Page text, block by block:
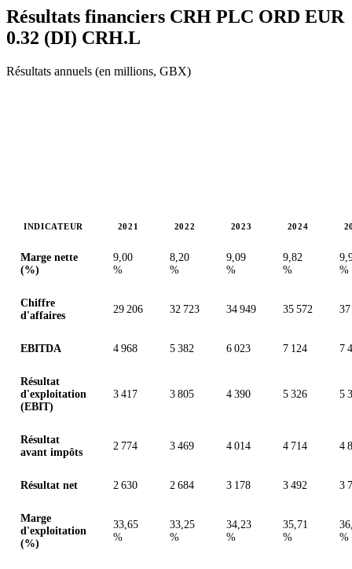
Résultats financiers CRH PLC ORD EUR
0.32 (DI) CRH.L
Résultats annuels (en millions, GBX)
INDICATEUR 2021 2022 2023 2024
Marge nette
(%)
9,00
%
8,20
%
9,09
%
9,82
%
%
Chiffre
d'affaires
29 206 32 723 34 949 35 572
EBITDA 4 968 5 382 6 023 7 124 7
Résultat
d'exploitation
(EBIT)
3 417 3 805 4 390 5 326 5
Résultat
avant impôts
2 774 3 469 4 014 4 714 4
Résultat net 2 630 2 684 3 178 3 492 3
Marge
d'exploitation
(%)
33,65
%
33,25
%
34,23
%
35,71
%
%